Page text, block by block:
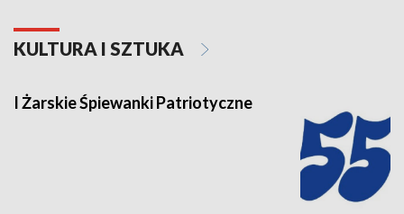
KULTURA I SZTUKA
I Żarskie Śpiewanki Patriotyczne